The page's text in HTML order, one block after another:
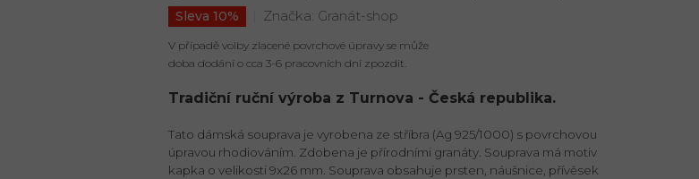
Sleva 10% Značka: Granát-shop
V případě volby zlacené povrchové úpravy se může
doba dodání o cca 3-6 pracovních dní zpozdit.
Tradiční ruční výroba z Turnova - Česká republika.
Tato dámská souprava je vyrobena ze stříbra (Ag 925/1000) s povrchovou
úpravou rhodiováním. Zdobena je přírodními granáty. Souprava má motiv
kapka o velikosti 9x26 mm. Souprava obsahuje prsten, náušnice, přívěsek